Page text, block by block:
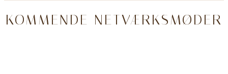
KOMMENDE NETVÆRKSMØDER